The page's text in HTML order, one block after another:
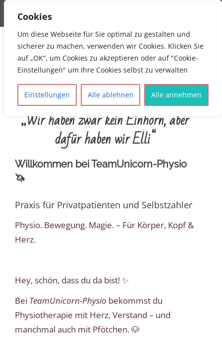
MENU
Cookies
Um diese Webseite für Sie optimal zu gestalten und
sicherer zu machen, verwenden wir Cookies. Klicken Sie
auf „OK“, um Cookies zu akzeptieren oder auf "Cookie-
Einstellungen" um Ihre Cookies selbst zu verwalten
Einstellungen Alle ablehnen Alle annehmen
Teamunicorn Physiotherapie
Physiotherapie Mühldorf Mona Allinger
„Wir haben zwar kein Einhorn, aber
dafür haben wir Elli“
Willkommen bei TeamUnicorn-Physio
🦄
Praxis für Privatpatienten und Selbstzahler
Physio. Bewegung. Magie. – Für Körper, Kopf &
Herz.
Hey, schön, dass du da bist! ✨
Bei TeamUnicorn-Physio bekommst du
Physiotherapie mit Herz, Verstand – und
manchmal auch mit Pfötchen. 🐶